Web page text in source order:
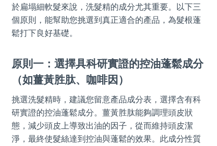
於扁塌細軟髮來說，洗髮精的成分尤其重要。以下三
個原則，能幫助您挑選到真正適合的產品，為髮根蓬
鬆打下良好基礎。
原則一：選擇具科研實證的控油蓬鬆成分
（如薑黃胜肽、咖啡因）
挑選洗髮精時，建議您留意產品成分表，選擇含有科
研實證的控油蓬鬆成分。薑黃胜肽能夠調理頭皮狀
態，減少頭皮上導致出油的因子，從而維持頭皮潔
淨，最終使髮絲達到控油與蓬鬆的效果。此成分性質